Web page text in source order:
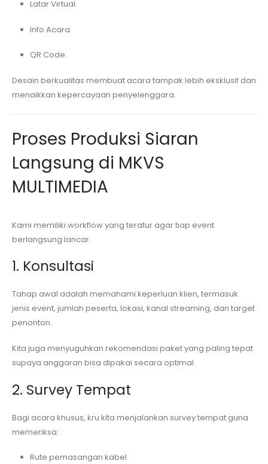
Latar Virtual.
Info Acara.
QR Code.
Desain berkualitas membuat acara tampak lebih eksklusif dan
menaikkan kepercayaan penyelenggara.
Proses Produksi Siaran
Langsung di MKVS
MULTIMEDIA
Kami memiliki workflow yang teratur agar tiap event
berlangsung lancar.
1. Konsultasi
Tahap awal adalah memahami keperluan klien, termasuk
jenis event, jumlah peserta, lokasi, kanal streaming, dan target
penonton.
Kita juga menyuguhkan rekomendasi paket yang paling tepat
supaya anggaran bisa dipakai secara optimal.
2. Survey Tempat
Bagi acara khusus, kru kita menjalankan survey tempat guna
memeriksa:
Rute pemasangan kabel.